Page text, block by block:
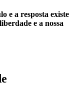
e a resposta existe
e a nossa